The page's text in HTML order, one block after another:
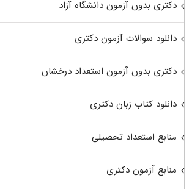
دکتری بدون آزمون دانشگاه آزاد
دانلود سوالات آزمون دکتری
دکتری بدون آزمون استعداد درخشان
دانلود کتاب زبان دکتری
منابع استعداد تحصیلی
منابع آزمون دکتری